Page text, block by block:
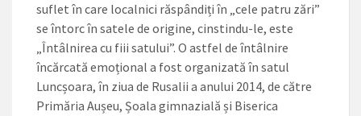
suflet în care localnici răspândiți în „cele patru zări”
se întorc în satele de origine, cinstindu-le, este
„Întâlnirea cu fiii satului”. O astfel de întâlnire
încărcată emoțional a fost organizată în satul
Luncșoara, în ziua de Rusalii a anului 2014, de către
Primăria Aușeu, Șoala gimnazială și Biserica